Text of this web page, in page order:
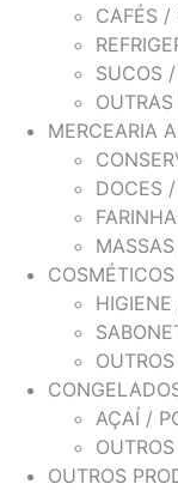
CAFÉS /
SUCOS
MERCEARIA
DOCES
COSMÉTICOS
AÇAÍ /
OUTROS